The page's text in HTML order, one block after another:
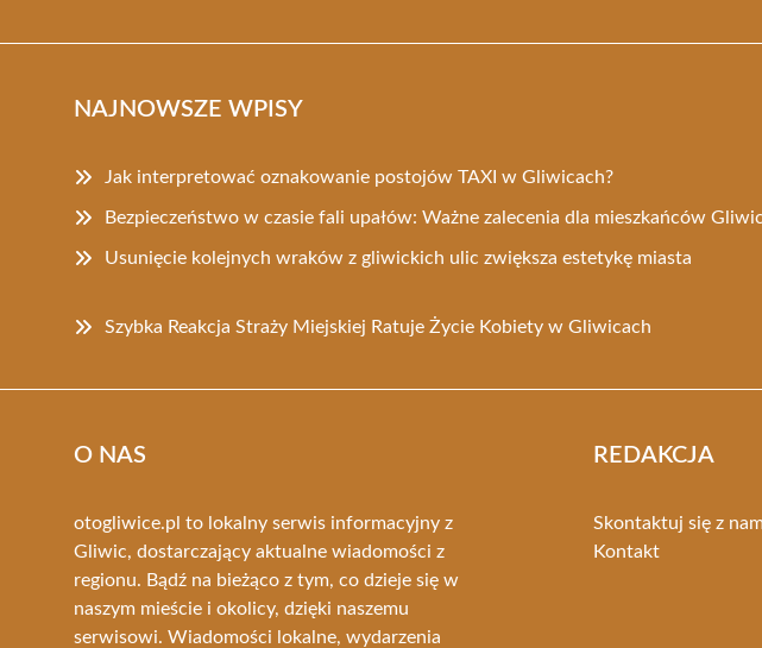
NAJNOWSZE WPISY
Jak interpretować oznakowanie postojów TAXI w Gliwicach?
Bezpieczeństwo w czasie fali upałów: Ważne zalecenia dla mieszkańców Gliwic
Usunięcie kolejnych wraków z gliwickich ulic zwiększa estetykę miasta
Szybka Reakcja Straży Miejskiej Ratuje Życie Kobiety w Gliwicach
O NAS
otogliwice.pl to lokalny serwis informacyjny z
Gliwic, dostarczający aktualne wiadomości z
regionu. Bądź na bieżąco z tym, co dzieje się w
naszym mieście i okolicy, dzięki naszemu
serwisowi. Wiadomości lokalne, wydarzenia
REDAKCJA
Skontaktuj się z
Kontakt